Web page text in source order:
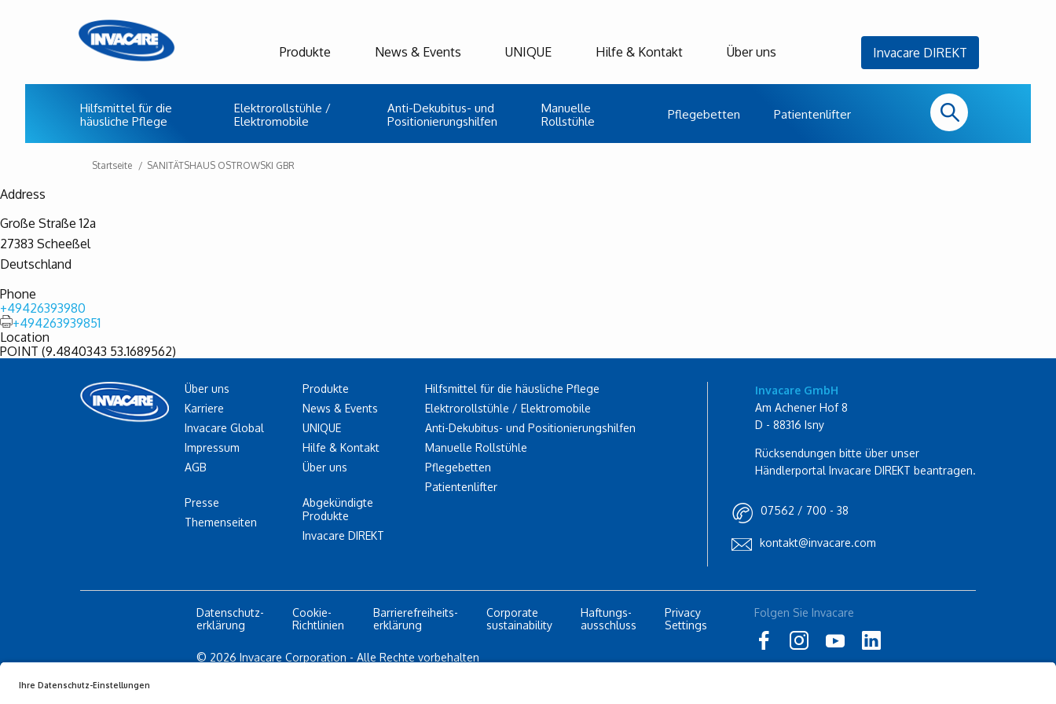
Produkte
Hilfsmittel für die
häusliche Pflege
Elektrorollstühle /
Elektromobile
Anti-Dekubitus- und
Positionierungshilfen
Manuelle
Rollstühle
Pflegebetten Patientenlifter
News & Events UNIQUE Hilfe & Kontakt Über uns Invacare DIREKT
Startseite SANITÄTSHAUS OSTROWSKI GBR
Address
Große Straße 12a
27383 Scheeßel
Deutschland
Phone
+49426393980
+494263939851
Location
POINT (9.4840343 53.1689562)
Über uns
Karriere
Invacare Global
Impressum
AGB
Presse
Themenseiten
Produkte
News & Events
UNIQUE
Hilfe & Kontakt
Über uns
Abgekündigte
Produkte
Invacare DIREKT
Hilfsmittel für die häusliche Pflege
Elektrorollstühle / Elektromobile
Anti-Dekubitus- und Positionierungshilfen
Manuelle Rollstühle
Pflegebetten
Patientenlifter
Invacare GmbH
Am Achener Hof 8
D - 88316 Isny
Rücksendungen bitte über unser
Händlerportal Invacare DIREKT beantragen.
07562 / 700 - 38
kontakt@invacare.com
Datenschutz-
erklärung
Cookie-
Richtlinien
Barrierefreiheits-
erklärung
Corporate
sustainability
Haftungs-
ausschluss
Privacy
Settings
© 2026 Invacare Corporation - Alle Rechte vorbehalten
Folgen Sie Invacare